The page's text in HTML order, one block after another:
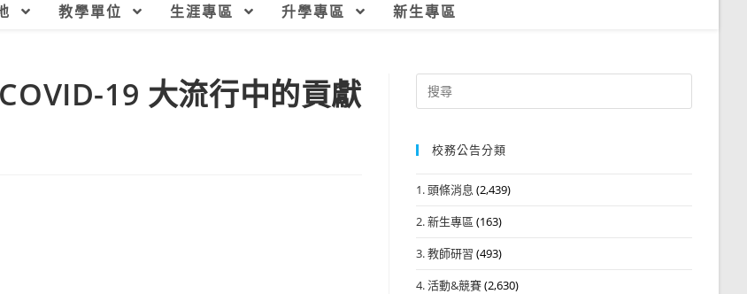
教學單位 生涯專區 升學專區 新生專區
19 大流行中的貢獻
Search
for:
校務公告分類
1. 頭條消息 (2,439)
2. 新生專區 (163)
3. 教師研習 (493)
4. 活動&競賽(2,630)